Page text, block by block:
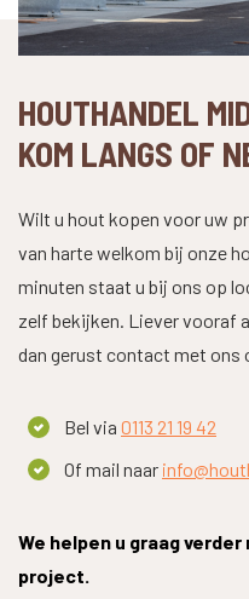
HOUTHANDEL
KOM LANGS OF
Wilt u hout kopen voor uw
van harte welkom bij onze
minuten staat u bij ons op
zelf bekijken. Liever vooraf
dan gerust contact met ons
Bel via 0113 21 19 42
Of mail naar
We helpen u graag
project.